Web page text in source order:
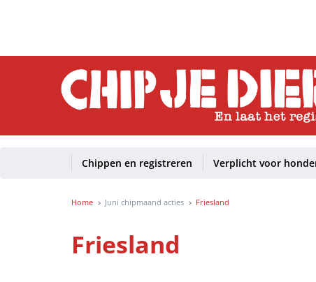
Chippen en registreren Verplicht voor
Home Juni chipmaand acties Friesland
Friesland